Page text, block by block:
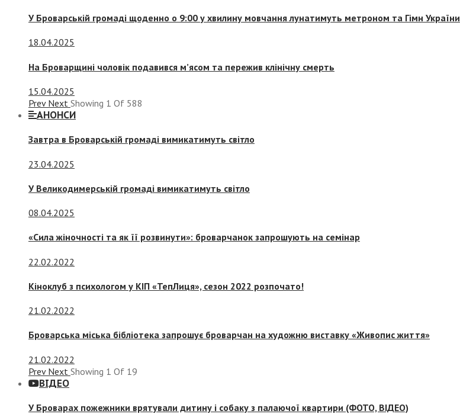
У Броварській громаді щоденно о 9:00 у хвилину мовчання лунатимуть метроном та Гімн України
18.04.2025
На Броварщині чоловік подавився м’ясом та пережив клінічну смерть
15.04.2025
Prev Next Showing 1 Of 588
АНОНСИ
Завтра в Броварській громаді вимикатимуть світло
23.04.2025
У Великодимерській громаді вимикатимуть світло
08.04.2025
«Сила жіночності та як її розвинути»: броварчанок запрошують на семінар
22.02.2022
Кіноклуб з психологом у КІП «ТепЛиця», сезон 2022 розпочато!
21.02.2022
Броварська міська бібліотека запрошує броварчан на художню виставку «Живопис життя»
21.02.2022
Prev Next Showing 1 Of 19
ВІДЕО
У Броварах пожежники врятували дитину і собаку з палаючої квартири (ФОТО, ВІДЕО)